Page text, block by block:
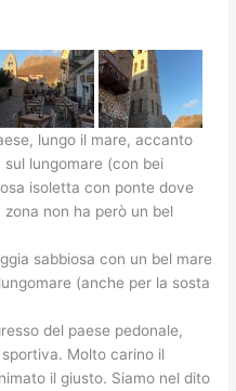
lungo il mare, accanto
sul lungomare (con bei
isoletta con ponte dove
non ha però un bel
sabbiosa con un bel mare
(anche per la sosta
del paese pedonale,
Molto carino il
il giusto. Siamo nel dito